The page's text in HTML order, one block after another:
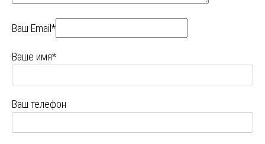
Ваш Email*
Ваше имя*
Ваш телефон